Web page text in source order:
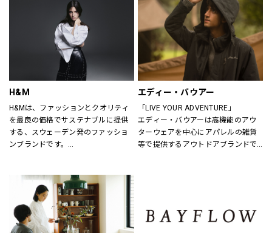
レンドアイテムまで豊富なランナッ
プを取り揃えます。
いまの気分で、もっと自由に。GU
は、自由。
H&M
H&Mは、ファッションとクオリティ
を最良の価格でサステナブルに提供
する、スウェーデン発のファッショ
ンブランドです。
さまをお迎えしています。
H&Mお問い合わせ窓口:
https://lin.ee/k1gDN7M（LINEでの
お問い合わせ）
エディー・バウアー
「LIVE YOUR ADVENTURE」
エディー・バウアーは高機能のアウ
ターウェアを中心にアパレルの雑貨
等で提供するアウトドアブランドで
アウトドア・ライフスタルウェア等